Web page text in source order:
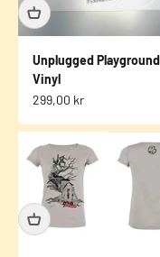
Unplugged Playground
Vinyl
Salgspris
299,00 kr